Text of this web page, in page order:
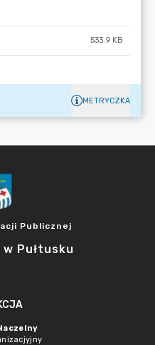
533.9 KB
METRYCZKA
Publicznej
Pułtusku